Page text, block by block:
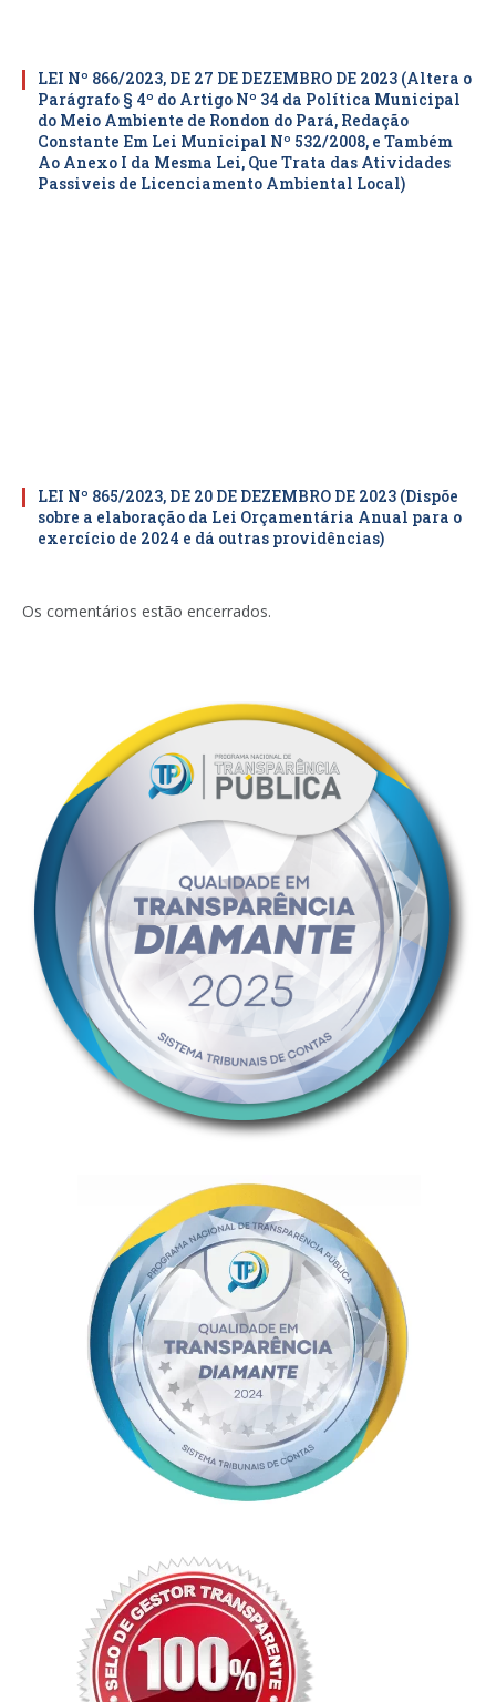
LEI Nº 866/2023, DE 27 DE DEZEMBRO DE 2023 (Altera o
Parágrafo § 4º do Artigo Nº 34 da Política Municipal
do Meio Ambiente de Rondon do Pará, Redação
Constante Em Lei Municipal Nº 532/2008, e Também
Ao Anexo I da Mesma Lei, Que Trata das Atividades
Passiveis de Licenciamento Ambiental Local)
LEI Nº 865/2023, DE 20 DE DEZEMBRO DE 2023 (Dispõe
sobre a elaboração da Lei Orçamentária Anual para o
exercício de 2024 e dá outras providências)
Os comentários estão encerrados.